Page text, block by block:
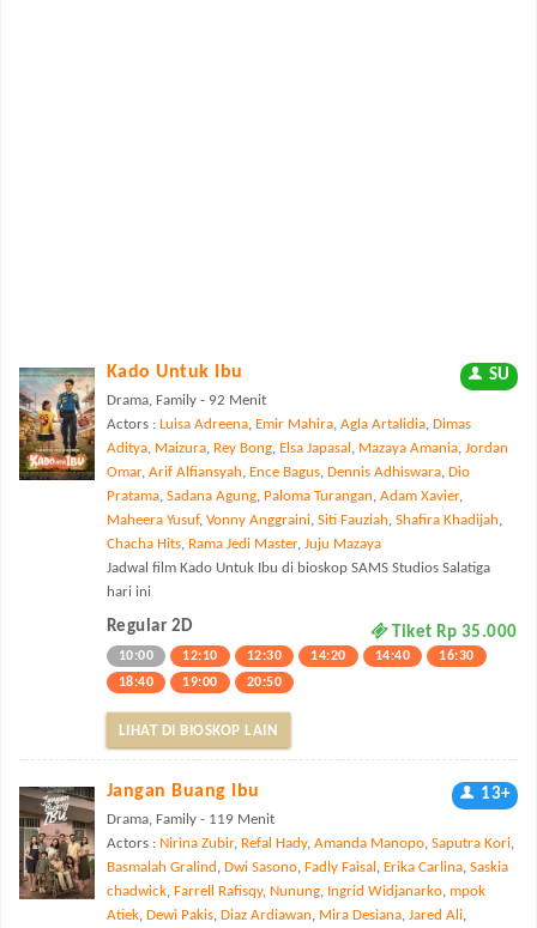
Kado Untuk Ibu SU
Drama, Family - 92 Menit
Actors : Luisa Adreena, Emir Mahira, Agla Artalidia, Dimas
Aditya, Maizura, Rey Bong, Elsa Japasal , Mazaya Amania, Jordan
Omar, Arif Alfiansyah, Ence Bagus, Dennis Adhiswara, Dio
Pratama, Sadana Agung, Paloma Turangan, Adam Xavier,
Maheera Yusuf, Vonny Anggraini, Siti Fauziah, Shafira Khadijah,
Chacha Hits, Rama Jedi Master, Juju Mazaya
Jadwal film Kado Untuk Ibu di bioskop SAMS Studios Salatiga
hari ini
Regular 2D Tiket Rp 35.000
10:00 12:10 12:30 14:20 14:40
16:30
18:40
19:00 20:50
LIHAT DI BIOSKOP LAIN
Jangan Buang Ibu 13+
Drama, Family - 119 Menit
Actors : Nirina Zubir, Refal Hady, Amanda Manopo, Saputra Kori,
Basmalah Gralind , Dwi Sasono, Fadly Faisal , Erika Carlina, Saskia
chadwick, Farrell Rafisqy, Nunung, Ingrid Widjanarko, mpok
Atiek, Dewi Pakis, Diaz Ardiawan, Mira Desiana, Jared Ali,